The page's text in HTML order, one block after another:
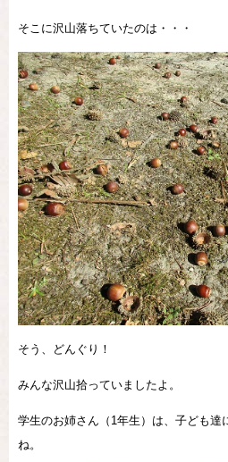
そこに沢山落ちていたのは・・・
そう、どんぐり！
みんな沢山拾っていましたよ。
学生のお姉さん（1年生）は、子ども達
ね。